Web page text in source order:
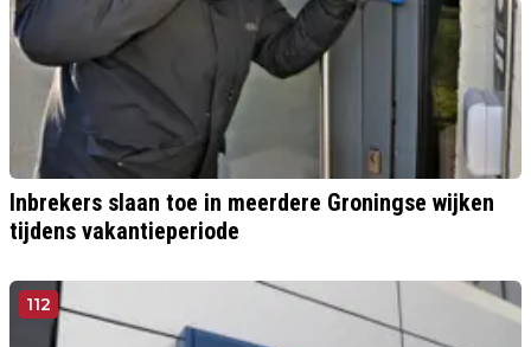
Inbrekers slaan toe in meerdere Groningse wijken
tijdens vakantieperiode
112